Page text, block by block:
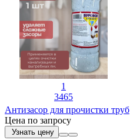
1
3465
Антизасор для прочистки труб
Цена по запросу
Узнать цену